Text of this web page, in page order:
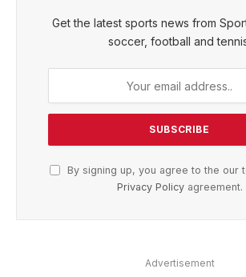
Get the latest sports news from
soccer, football and
By signing up, you agree to the our
Privacy Policyagreement.
Advertisement